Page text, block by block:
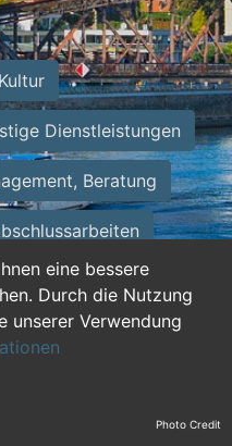
eine bessere
Durch die Nutzung
unserer Verwendung
Dienstleistungen
Beratung
Sekretariat
Ausbildung Photo Credit